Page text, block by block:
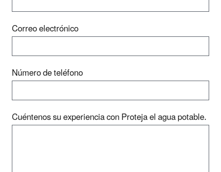
Correo electrónico
Número de teléfono
Cuéntenos su experiencia con Proteja el agua potable.